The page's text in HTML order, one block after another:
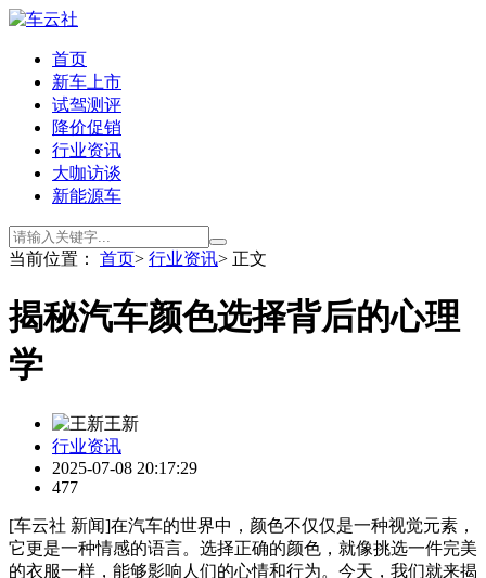
首页
新车上市
试驾测评
降价促销
行业资讯
大咖访谈
新能源车
当前位置： 首页> 行业资讯> 正文
揭秘汽车颜色选择背后的心理
学
王新
行业资讯
2025-07-08 20:17:29
477
[车云社 新闻]在汽车的世界中，颜色不仅仅是一种视觉元素，
它更是一种情感的语言。选择正确的颜色，就像挑选一件完美
的衣服一样，能够影响人们的心情和行为。今天，我们就来揭